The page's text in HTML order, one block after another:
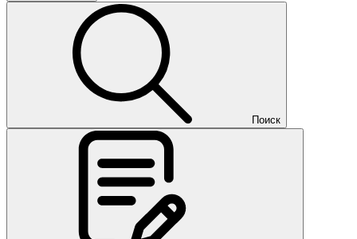
Поиск